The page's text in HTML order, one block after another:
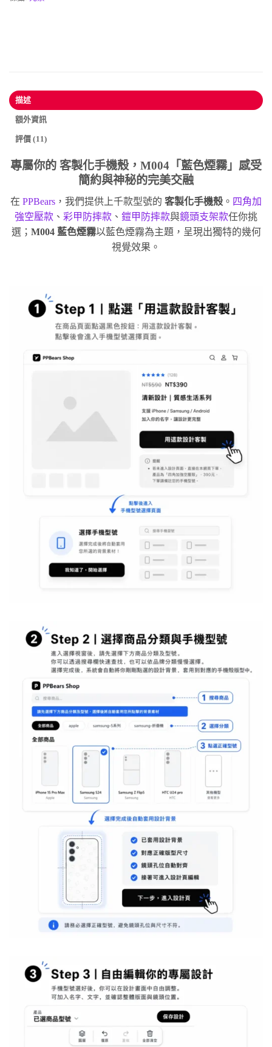
描述
額外資訊
評價 (11)
專屬你的 客製化手機殼，M004「藍色煙霧」感受
簡約與神秘的完美交融
在 PPBears ，我們提供上千款型號的 客製化手機殼 。 四角加
強空壓款 、 彩甲防摔款 、 鎧甲防摔款與鏡頭支架款任你挑
選； M004 藍色煙霧以藍色煙霧為主題，呈現出獨特的幾何
視覺效果。